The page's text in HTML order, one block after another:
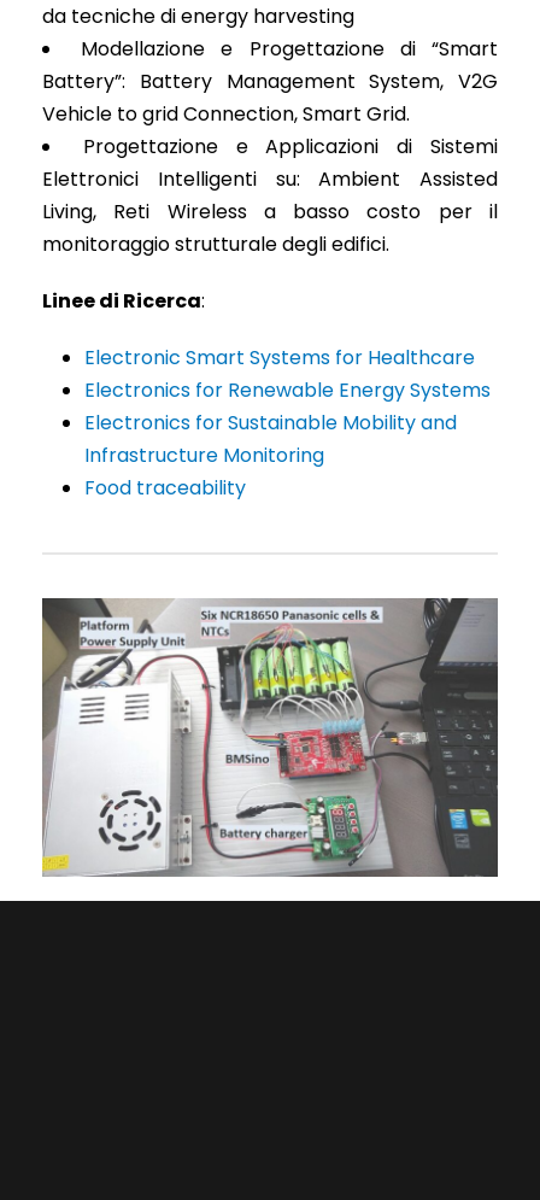
da tecniche di energy harvesting
Modellazione e Progettazione di “Smart
Battery”: Battery Management System, V2G
Vehicle to grid Connection, Smart Grid.
Progettazione e Applicazioni di Sistemi
Elettronici Intelligenti su: Ambient Assisted
Living, Reti Wireless a basso costo per il
monitoraggio strutturale degli edifici.
Linee di Ricerca:
Electronic Smart Systems for Healthcare
Electronics for Renewable Energy Systems
Electronics for Sustainable Mobility and
Infrastructure Monitoring
Food traceability